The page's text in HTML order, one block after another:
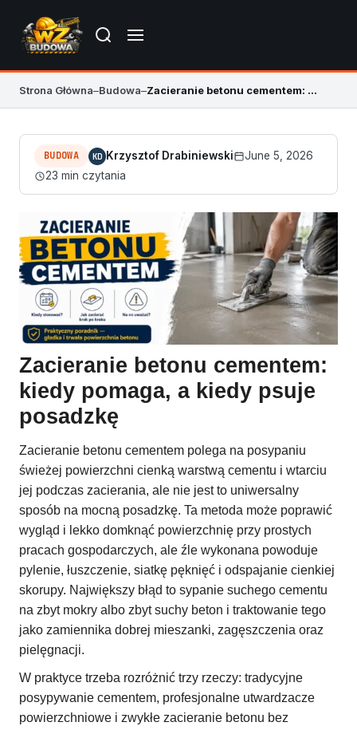
Strona Główna–Budowa– Zacieranie betonu cementem: kiedy ma sens
BUDOWA KD Krzysztof Drabiniewski
June 5, 2026
23 min czytania
Zacieranie betonu cementem:
kiedy pomaga, a kiedy psuje
posadzkę
Zacieranie betonu cementem polega na posypaniu
świeżej powierzchni cienką warstwą cementu i wtarciu
jej podczas zacierania, ale nie jest to uniwersalny
sposób na mocną posadzkę. Ta metoda może poprawić
wygląd i lekko domknąć powierzchnię przy prostych
pracach gospodarczych, ale źle wykonana powoduje
pylenie, łuszczenie, siatkę pęknięć i odspajanie cienkiej
skorupy. Największy błąd to sypanie suchego cementu
na zbyt mokry albo zbyt suchy beton i traktowanie tego
jako zamiennika dobrej mieszanki, zagęszczenia oraz
pielęgnacji.
W praktyce trzeba rozróżnić trzy rzeczy: tradycyjne
posypywanie cementem, profesjonalne utwardzacze
powierzchniowe i zwykłe zacieranie betonu bez